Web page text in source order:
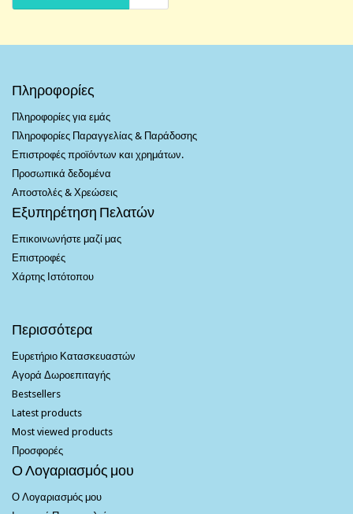
Πληροφορίες
Πληροφορίες για εμάς
Πληροφορίες Παραγγελίας & Παράδοσης
Επιστροφές προϊόντων και χρημάτων.
Προσωπικά δεδομένα
Αποστολές & Χρεώσεις
Εξυπηρέτηση Πελατών
Επικοινωνήστε μαζί μας
Επιστροφές
Χάρτης Ιστότοπου
Περισσότερα
Ευρετήριο Κατασκευαστών
Αγορά Δωροεπιταγής
Bestsellers
Latest products
Most viewed products
Προσφορές
Ο Λογαριασμός μου
Ο Λογαριασμός μου